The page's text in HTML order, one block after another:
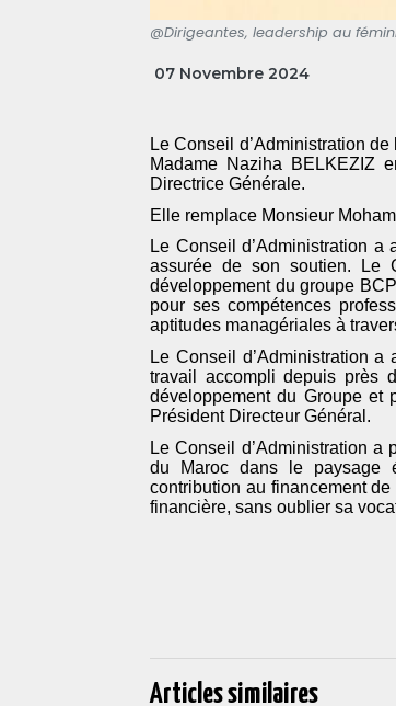
@Dirigeantes, leadership au
07 Novembre 2024
Le Conseil d’Administration
Madame Naziha BELKEZIZ
Directrice Générale.
Elle remplace Monsieur
Le Conseil d’Administration
assurée de son soutien. Le
développement du groupe
pour ses compét​ences
aptitudes managériales à
Le Conseil d’Administration
travail accompli depuis près
développement du Groupe et
Président Directeur Général.
Le Conseil d’Administration a
du Maroc dans le paysage
contribution au financement
financière, sans oublier sa
Articles similaires